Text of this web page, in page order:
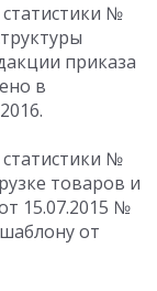
№
приказа
в
№
товаров и
15.07.2015 №
от